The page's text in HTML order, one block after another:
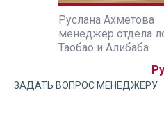
Руслана Ахметова
менеджер отдела
Таобао и Алибаба
ЗАДАТЬ ВОПРОС МЕНЕДЖЕРУ